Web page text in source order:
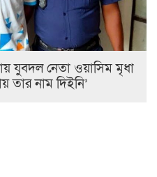
যুবদল নেতা ওয়াসিম মৃধা
তার নাম দিইনি’